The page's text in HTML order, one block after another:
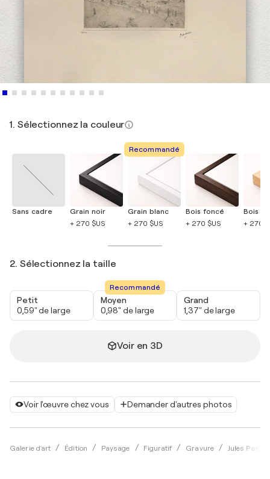
Voir l'œuvre chez vous Demander d'autres photos
Galerie d'art Édition Paysage Figuratif Gravure Jules Pascin
1. Sélectionnez la couleur
Sans cadre
Grain noir
+ 270 $US
Recommandé
Grain blanc
+ 270 $US
Bois foncé
+ 270 $US
Bois
+ 270
2. Sélectionnez la taille
Petit
0,59" de large
Recommandé
Moyen
0,98" de large
Grand
1,37" de large
Voir en 3D